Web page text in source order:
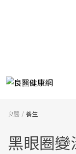
良醫 養生
黑眼圈變